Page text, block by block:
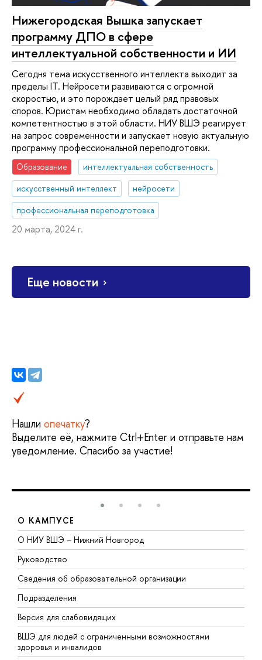
Нижегородская Вышка запускает
программу ДПО в сфере
интеллектуальной собственности и ИИ
Сегодня тема искусственного интеллекта выходит за
пределы IT. Нейросети развиваются с огромной
скоростью, и это порождает целый ряд правовых
споров. Юристам необходимо обладать достаточной
компетентностью в этой области. НИУ ВШЭ реагирует
на запрос современности и запускает новую актуальную
программу профессиональной переподготовки.
Образование
интеллектуальная собственность
искусственный интеллект
нейросети
профессиональная переподготовка
20 марта, 2024 г.
Еще новости
Нашли опечатку?
Выделите её, нажмите Ctrl+Enter и отправьте нам
уведомление. Спасибо за участие!
О КАМПУСЕ
О НИУ ВШЭ – Нижний Новгород
Руководство
Сведения об образовательной организации
Подразделения
Версия для слабовидящих
ВШЭ для людей с ограниченными возможностями
здоровья и инвалидов